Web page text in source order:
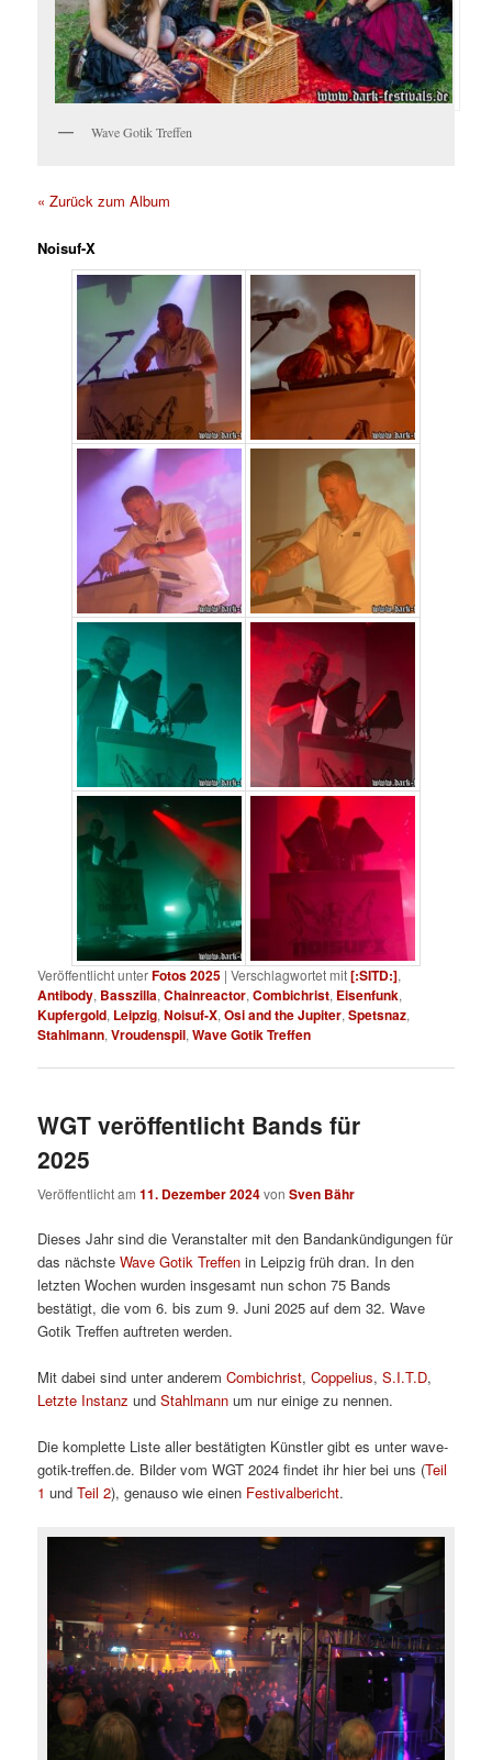
Wave Gotik Treffen
« Zurück zum Album
Noisuf-X
Veröffentlicht unterFotos 2025 |Verschlagwortet mit[:SITD:],
Antibody, Basszilla,Chainreactor,Combichrist, Eisenfunk,
Kupfergold, Leipzig,Noisuf-X,Osi and the Jupiter,Spetsnaz,
Stahlmann,Vroudenspil,Wave Gotik Treffen
WGT veröffentlicht Bands für
2025
Veröffentlicht am11. Dezember 2024vonSven Bähr
Dieses Jahr sind die Veranstalter mit den Bandankündigungen für
das nächsteWave Gotik Treffen in Leipzig früh dran. In den
letzten Wochen wurden insgesamt nun schon 75 Bands
bestätigt, die vom 6. bis zum 9. Juni 2025 auf dem 32. Wave
Gotik Treffen auftreten werden.
Mit dabei sind unter anderemCombichrist,Coppelius,S.I.T.D,
Letzte Instanz undStahlmannum nur einige zu nennen.
Die komplette Liste aller bestätigten Künstler gibt es unter wave-
gotik-treffen.de. Bilder vom WGT 2024 findet ihr hier bei uns (Teil
1undTeil 2), genauso wie einen Festivalbericht.